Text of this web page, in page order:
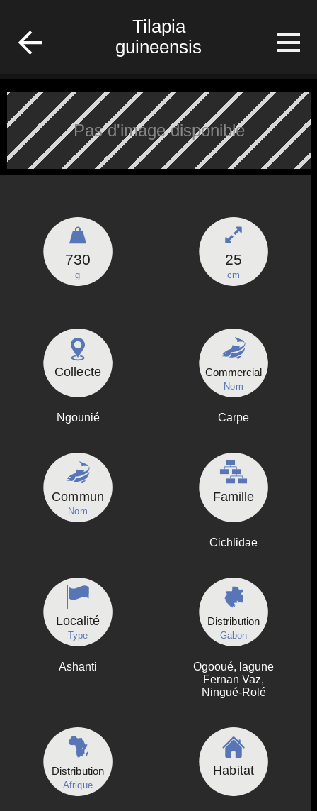
Tilapia
guineensis
Pas d'image disponible
730
g
25
cm
Collecte
Ngounié
Commercial
Nom
Carpe
Commun
Nom
Famille
Cichlidae
Localité
Type
Ashanti
Distribution
Gabon
Ogooué, lagune
Fernan Vaz,
Ningué-Rolé
Distribution
Afrique
Habitat